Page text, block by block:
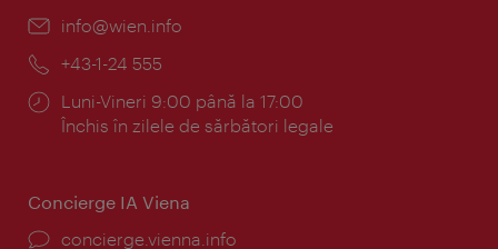
E-
info@wien.info
Telefon:
+43-1-24 555
Program:
Luni-Vineri 9:00 până la 17:00
Închis în zilele de sărbători legale
Concierge IA Viena
concierge.vienna.info